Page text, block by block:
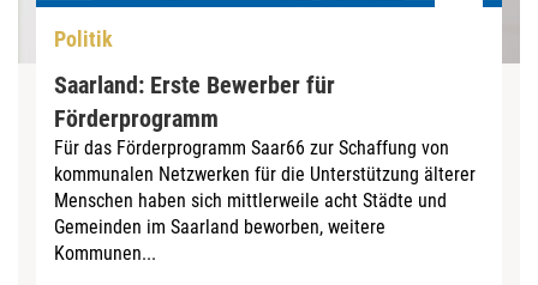
Politik
Saarland: Erste Bewerber für
Förderprogramm
Für das Förderprogramm Saar66 zur Schaffung von
kommunalen Netzwerken für die Unterstützung älterer
Menschen haben sich mittlerweile acht Städte und
Gemeinden im Saarland beworben, weitere
Kommunen...